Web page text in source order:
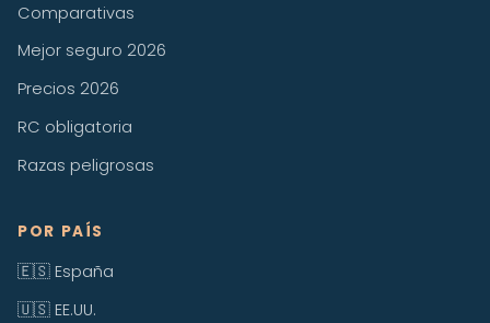
Comparativas
Mejor seguro 2026
Precios 2026
RC obligatoria
Razas peligrosas
POR PAÍS
🇪🇸 España
🇺🇸 EE.UU.